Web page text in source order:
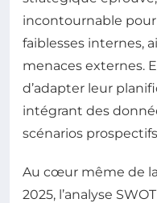
incontournable
faiblesses internes,
menaces externes.
d’adapter leur
intégrant des
scénarios
Au cœur même de
2025, l’analyse